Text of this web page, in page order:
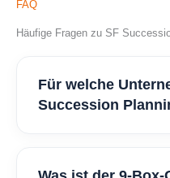
FAQ
Häufige Fragen zu SF
Für welche
Succession